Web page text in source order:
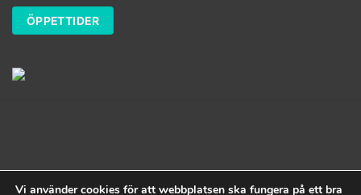
ÖPPETTIDER
copyrightskyddat.
Vi använder cookies för att webbplatsen ska fungera på ett bra